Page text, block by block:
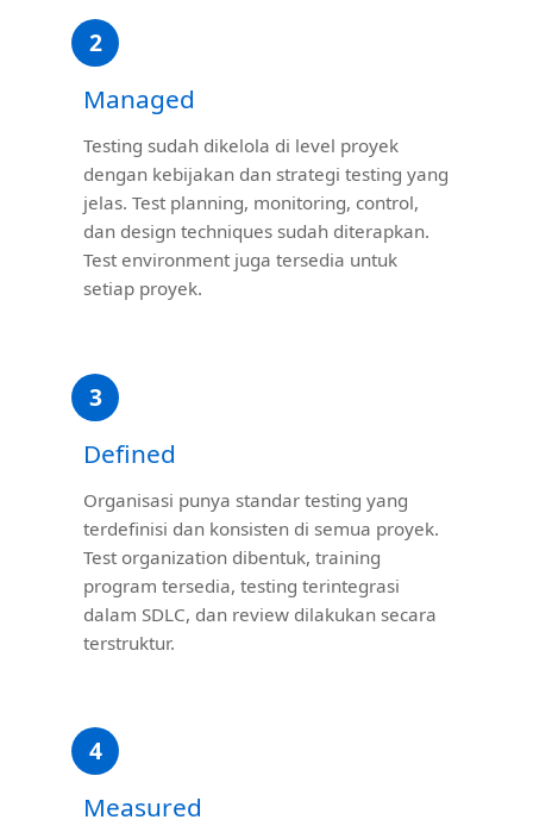
2
Managed
Testing sudah dikelola di level proyek
dengan kebijakan dan strategi testing yang
jelas. Test planning, monitoring, control,
dan design techniques sudah diterapkan.
Test environment juga tersedia untuk
setiap proyek.
3
Defined
Organisasi punya standar testing yang
terdefinisi dan konsisten di semua proyek.
Test organization dibentuk, training
program tersedia, testing terintegrasi
dalam SDLC, dan review dilakukan secara
terstruktur.
4
Measured